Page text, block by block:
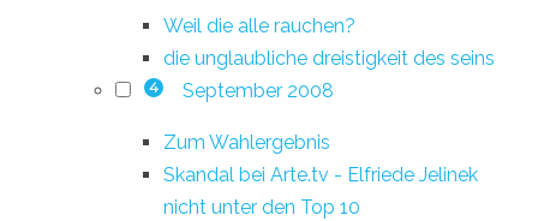
Weil die alle rauchen?
die unglaubliche dreistigkeit des seins
4 September 2008
Zum Wahlergebnis
Skandal bei Arte.tv - Elfriede Jelinek
nicht unter den Top 10